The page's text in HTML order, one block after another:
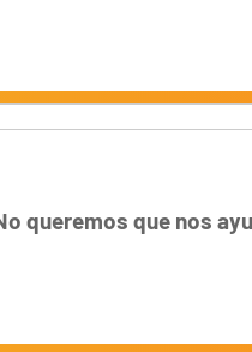
queremos que nos